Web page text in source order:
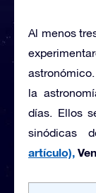
Al menos
la
días. Ellos
sinódicas
artículo),